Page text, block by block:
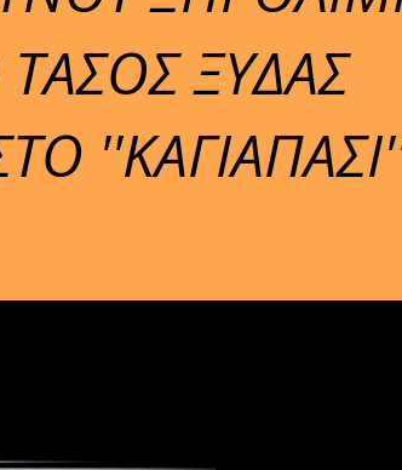
ΞΥΔΑΣ